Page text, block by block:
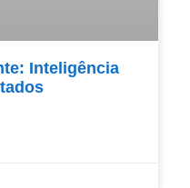
Inteligência